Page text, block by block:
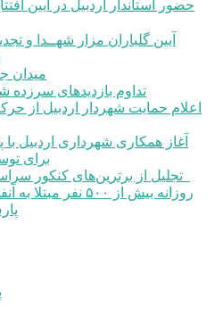
میدان
تداوم بازدیدهای سرزده
برای